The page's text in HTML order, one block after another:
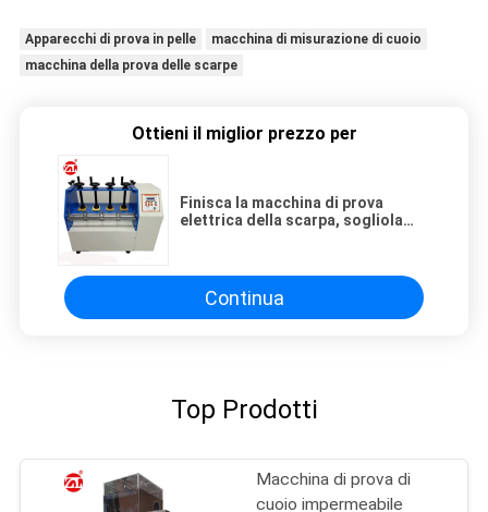
Apparecchi di prova in pelle
macchina di misurazione di cuoio
macchina della prova delle scarpe
Ottieni il miglior prezzo per
Finisca la macchina di prova
elettrica della scarpa, sogliola
Continua
Top Prodotti
Macchina di prova di
cuoio impermeabile